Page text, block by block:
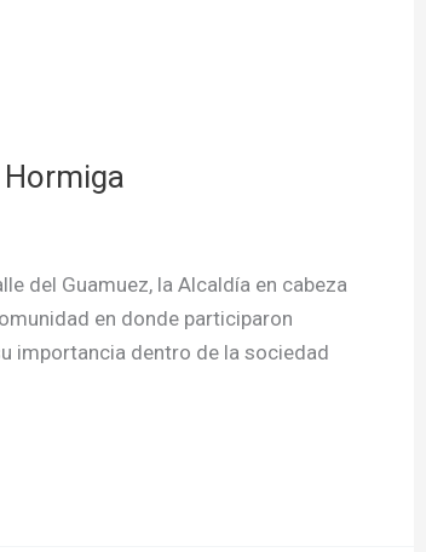
del Guamuez, la Alcaldía en cabeza
en donde participaron
importancia dentro de la sociedad